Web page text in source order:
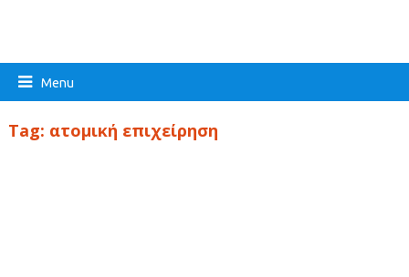
Menu
Tag: ατομική επιχείρηση